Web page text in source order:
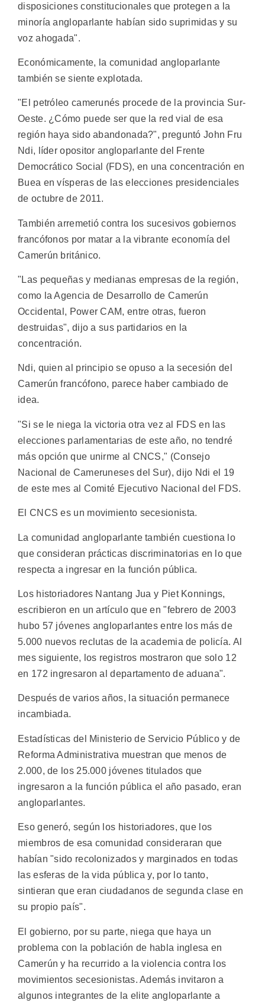
disposiciones constitucionales que protegen a la
minoría angloparlante habían sido suprimidas y su
voz ahogada".
Económicamente, la comunidad angloparlante
también se siente explotada.
"El petróleo camerunés procede de la provincia Sur-
Oeste. ¿Cómo puede ser que la red vial de esa
región haya sido abandonada?", preguntó John Fru
Ndi, líder opositor angloparlante del Frente
Democrático Social (FDS), en una concentración en
Buea en vísperas de las elecciones presidenciales
de octubre de 2011.
También arremetió contra los sucesivos gobiernos
francófonos por matar a la vibrante economía del
Camerún británico.
"Las pequeñas y medianas empresas de la región,
como la Agencia de Desarrollo de Camerún
Occidental, Power CAM, entre otras, fueron
destruidas", dijo a sus partidarios en la
concentración.
Ndi, quien al principio se opuso a la secesión del
Camerún francófono, parece haber cambiado de
idea.
"Si se le niega la victoria otra vez al FDS en las
elecciones parlamentarias de este año, no tendré
más opción que unirme al CNCS," (Consejo
Nacional de Cameruneses del Sur), dijo Ndi el 19
de este mes al Comité Ejecutivo Nacional del FDS.
El CNCS es un movimiento secesionista.
La comunidad angloparlante también cuestiona lo
que consideran prácticas discriminatorias en lo que
respecta a ingresar en la función pública.
Los historiadores Nantang Jua y Piet Konnings,
escribieron en un artículo que en "febrero de 2003
hubo 57 jóvenes angloparlantes entre los más de
5.000 nuevos reclutas de la academia de policía. Al
mes siguiente, los registros mostraron que solo 12
en 172 ingresaron al departamento de aduana".
Después de varios años, la situación permanece
incambiada.
Estadísticas del Ministerio de Servicio Público y de
Reforma Administrativa muestran que menos de
2.000, de los 25.000 jóvenes titulados que
ingresaron a la función pública el año pasado, eran
angloparlantes.
Eso generó, según los historiadores, que los
miembros de esa comunidad consideraran que
habían "sido recolonizados y marginados en todas
las esferas de la vida pública y, por lo tanto,
sintieran que eran ciudadanos de segunda clase en
su propio país".
El gobierno, por su parte, niega que haya un
problema con la población de habla inglesa en
Camerún y ha recurrido a la violencia contra los
movimientos secesionistas. Además invitaron a
algunos integrantes de la elite angloparlante a